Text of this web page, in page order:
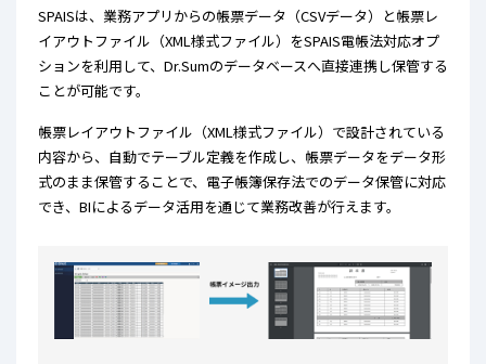
SPAISは、業務アプリからの帳票データ（CSVデータ）と帳票レ
イアウトファイル（XML様式ファイル）をSPAIS電帳法対応オプ
ションを利用して、Dr.Sumのデータベースへ直接連携し保管する
ことが可能です。
帳票レイアウトファイル（XML様式ファイル）で設計されている
内容から、自動でテーブル定義を作成し、帳票データをデータ形
式のまま保管することで、電子帳簿保存法でのデータ保管に対応
でき、BIによるデータ活用を通じて業務改善が行えます。